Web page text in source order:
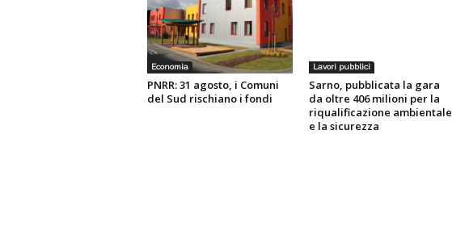
Economia
PNRR: 31 agosto, i Comuni
del Sud rischiano i fondi
Lavori pubblici
Sarno, pubblicata la gara
da oltre 406 milioni per la
riqualificazione ambientale
e la sicurezza